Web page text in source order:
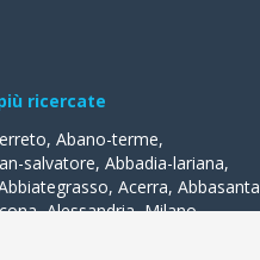
ricercate
, Abano-terme,
salvatore, Abbadia-lariana,
, Acerra, Abbasanta
,Alessandria,Milano,